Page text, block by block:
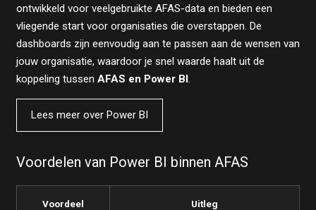
ontwikkeld voor veelgebruikte AFAS-data en bieden een
vliegende start voor organisaties die overstappen. De
dashboards zijn eenvoudig aan te passen aan de wensen van
jouw organisatie, waardoor je snel waarde haalt uit de
koppeling tussen AFAS en Power BI .
Lees meer over Power BI
Voordelen van Power BI binnen AFAS
Voordeel Uitleg